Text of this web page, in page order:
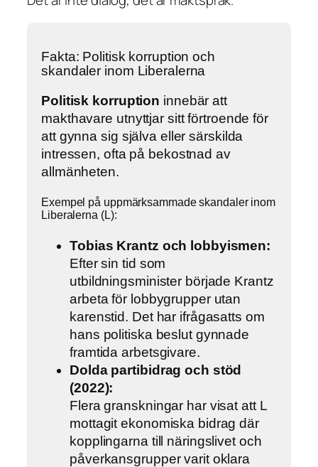
Fakta: Politisk korruption och
skandaler inom Liberalerna
Politisk korruption innebär att
makthavare utnyttjar sitt förtroende för
att gynna sig själva eller särskilda
intressen, ofta på bekostnad av
allmänheten.
Exempel på uppmärksammade skandaler inom
Liberalerna (L):
Tobias Krantz och lobbyismen:
Efter sin tid som
utbildningsminister började Krantz
arbeta för lobbygrupper utan
karenstid. Det har ifrågasatts om
hans politiska beslut gynnade
framtida arbetsgivare.
Dolda partibidrag och stöd
(2022):
Flera granskningar har visat att L
mottagit ekonomiska bidrag där
kopplingarna till näringslivet och
påverkansgrupper varit oklara